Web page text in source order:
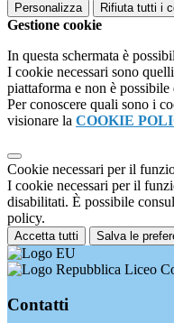
Personalizza Rifiuta tutti i
Gestione cookie
In questa schermata è
I cookie necessari sono
piattaforma e non è
Per conoscere quali sono i
visionare la COOKIE
Cookie necessari per il
I cookie necessari per il
disabilitati. È possibile
policy.
Accetta tutti Salva le
Liceo
Contatti